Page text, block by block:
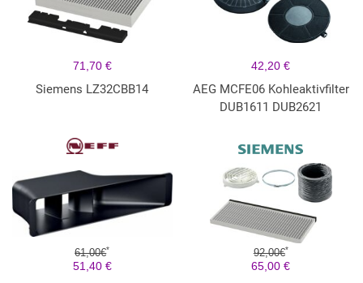
71,70 €
Siemens LZ32CBB14
42,20 €
AEG MCFE06 Kohleaktivfilter
DUB1611 DUB2621
61,00€*
51,40 €
92,00€*
65,00 €